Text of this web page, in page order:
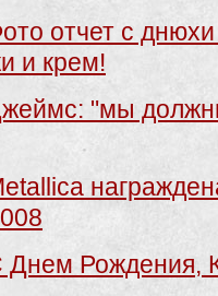
отчет с
и крем!
"мы
Днем Рождения,